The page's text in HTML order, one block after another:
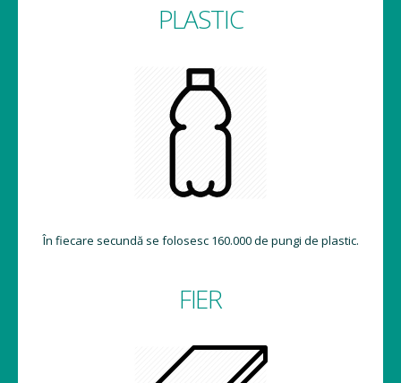
PLASTIC
În fiecare secundă se folosesc 160.000 de pungi de plastic.
FIER